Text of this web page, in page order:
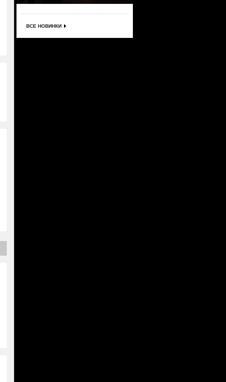
ВСЕ НОВИНКИ